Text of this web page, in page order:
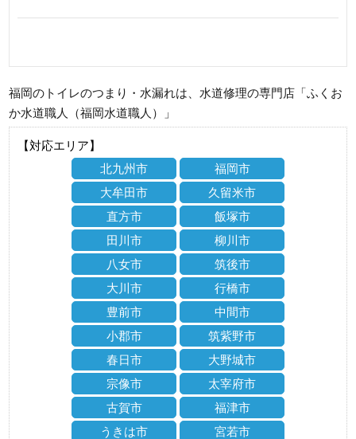
福岡のトイレのつまり・水漏れは、水道修理の専門店「ふくお
か水道職人（福岡水道職人）」
【対応エリア】
北九州市
福岡市
大牟田市
久留米市
直方市
飯塚市
田川市
柳川市
八女市
筑後市
大川市
行橋市
豊前市
中間市
小郡市
筑紫野市
春日市
大野城市
宗像市
太宰府市
古賀市
福津市
うきは市
宮若市